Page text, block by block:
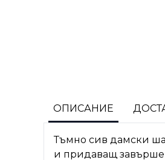
ОПИСАНИЕ
Тъмно сив дамски
и придаващ